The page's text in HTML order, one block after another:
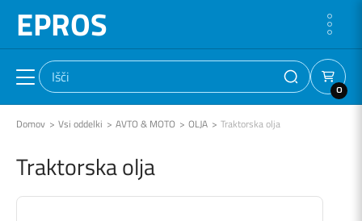
EPROS
0
Domov Vsi oddelki AVTO & MOTO OLJA Traktorska olja
Traktorska olja